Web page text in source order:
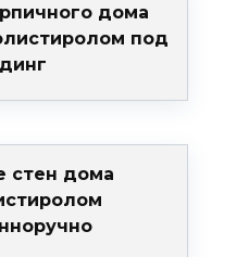
дома
под
стен дома